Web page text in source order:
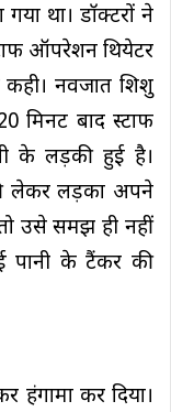
था। डॉक्टरों ने
ऑपरेशन थियेटर
नवजात शिशु
मिनट बाद स्टाफ
के लड़की हुई है।
लेकर लड़का अपने
उसे समझ ही नहीं
पानी के टैंकर की
हंगामा कर दिया।